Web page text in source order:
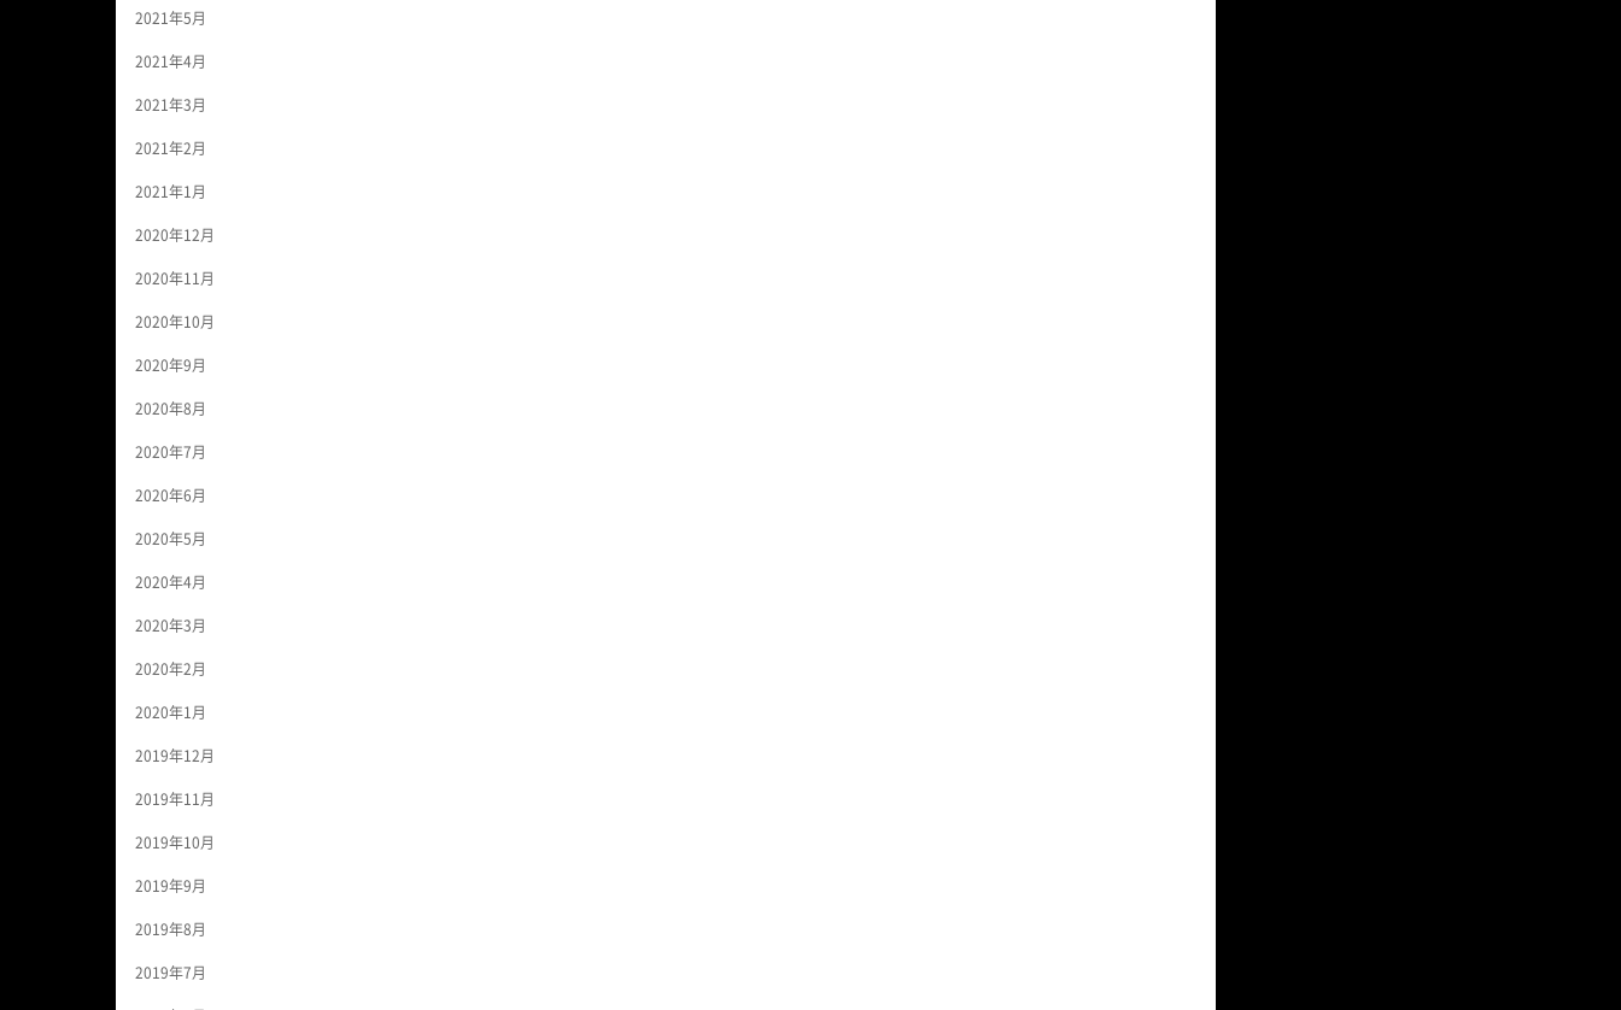
2021年5月
2021年4月
2021年3月
2021年2月
2021年1月
2020年12月
2020年11月
2020年10月
2020年9月
2020年8月
2020年7月
2020年6月
2020年5月
2020年4月
2020年3月
2020年2月
2020年1月
2019年12月
2019年11月
2019年10月
2019年9月
2019年8月
2019年7月